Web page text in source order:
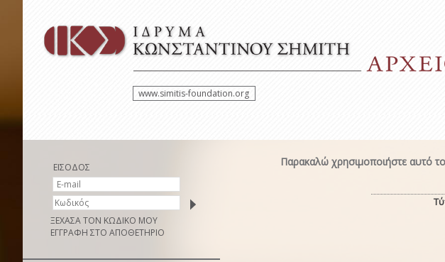
www.simitis-foundation.org
ΕΙΣΟΔΟΣ
ΞΕΧΑΣΑ ΤΟΝ ΚΩΔΙΚΟ ΜΟΥ
ΕΓΓΡΑΦΗ ΣΤΟ ΑΠΟΘΕΤΗΡΙΟ
Παρακαλώ χρησιμοποιήστε αυτό